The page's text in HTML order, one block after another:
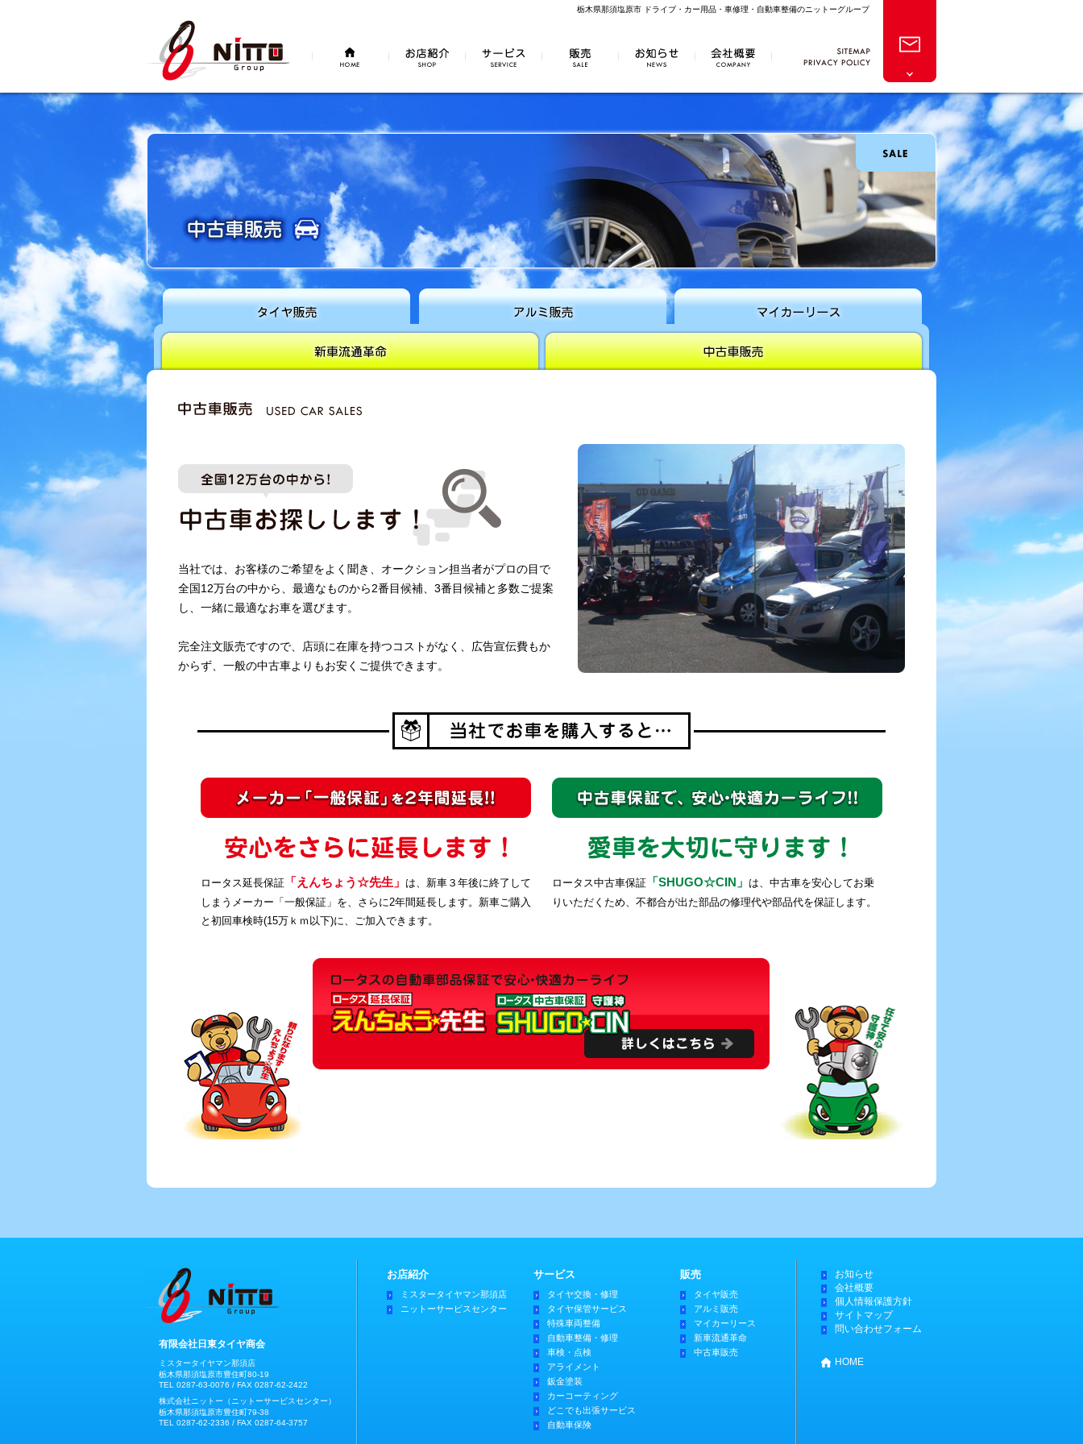
栃木県那須塩原市 ドライブ・カー用品・車修理・自動車整備のニットーグループ
サイトマッ
護方針
問い合わ
せフォー
ム
タイヤ販売 アルミ販売 マイカーリース
当社では、お客様のご希望をよく聞き、オークション担当者がプロの目で
全国12万台の中から、最適なものから2番目候補、3番目候補と多数ご提案
し、一緒に最適なお車を選びます。
完全注文販売ですので、店頭に在庫を持つコストがなく、広告宣伝費もか
からず、一般の中古車よりもお安くご提供できます。
ロータス延長保証 「えんちょう☆先生」 は、新車３年後に終了して
しまうメーカー「一般保証」を、さらに2年間延長します。新車ご購入
と初回車検時(15万ｋｍ以下)に、ご加入できます。
ロータス中古車保証「SHUGO☆CIN」 は、中古車を安心してお乗
りいただくため、不都合が出た部品の修理代や部品代を保証します。
有限会社日東タイヤ商会
ミスタータイヤマン那須店
栃木県那須塩原市豊住町80-19
TEL 0287-63-0076 / FAX 0287-62-2422
株式会社ニットー（ニットーサービスセンター）
栃木県那須塩原市豊住町79-38
TEL 0287-62-2336 / FAX 0287-64-3757
お店紹介
ミスタータイヤマン那須店
ニットーサービスセンター
サービス
タイヤ交換・修理
タイヤ保管サービス
特殊車両整備
自動車整備・修理
車検・点検
アライメント
鈑金塗装
カーコーティング
どこでも出張サービス
自動車保険
販売
タイヤ販売
アルミ販売
マイカーリース
新車流通革命
中古車販売
お知らせ
会社概要
個人情報保護方針
サイトマップ
問い合わせフォーム
HOME